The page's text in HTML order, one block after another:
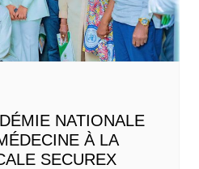
NATIONALE
À LA
SECUREX